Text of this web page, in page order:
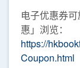
电子优惠券
惠」浏览：
https://
Coupon.html